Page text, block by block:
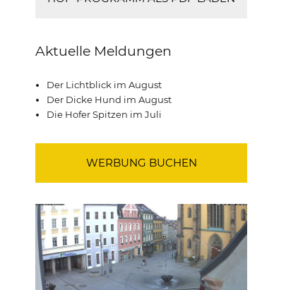
Aktuelle Meldungen
Der Lichtblick im August
Der Dicke Hund im August
Die Hofer Spitzen im Juli
WERBUNG BUCHEN